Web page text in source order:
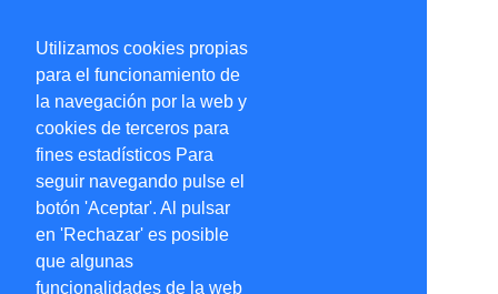
Utilizamos cookies propias
para el funcionamiento de
la navegación por la web y
cookies de terceros para
fines estadísticos Para
seguir navegando pulse el
botón 'Aceptar'. Al pulsar
en 'Rechazar' es posible
que algunas
funcionalidades de la web